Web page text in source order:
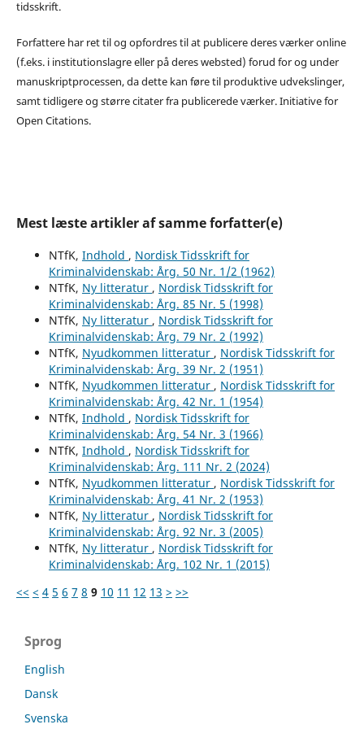
tidsskrift.
Forfattere har ret til og opfordres til at publicere deres værker online
(f.eks. i institutionslagre eller på deres websted) forud for og under
manuskriptprocessen, da dette kan føre til produktive udvekslinger,
samt tidligere og større citater fra publicerede værker. Initiative for
Open Citations.
Mest læste artikler af samme forfatter(e)
NTfK, Indhold , Nordisk Tidsskrift for
Kriminalvidenskab: Årg. 50 Nr. 1/2 (1962)
NTfK, Ny litteratur , Nordisk Tidsskrift for
Kriminalvidenskab: Årg. 85 Nr. 5 (1998)
NTfK, Ny litteratur , Nordisk Tidsskrift for
Kriminalvidenskab: Årg. 79 Nr. 2 (1992)
NTfK, Nyudkommen litteratur , Nordisk Tidsskrift for
Kriminalvidenskab: Årg. 39 Nr. 2 (1951)
NTfK, Nyudkommen litteratur , Nordisk Tidsskrift for
Kriminalvidenskab: Årg. 42 Nr. 1 (1954)
NTfK, Indhold , Nordisk Tidsskrift for
Kriminalvidenskab: Årg. 54 Nr. 3 (1966)
NTfK, Indhold , Nordisk Tidsskrift for
Kriminalvidenskab: Årg. 111 Nr. 2 (2024)
NTfK, Nyudkommen litteratur , Nordisk Tidsskrift for
Kriminalvidenskab: Årg. 41 Nr. 2 (1953)
NTfK, Ny litteratur , Nordisk Tidsskrift for
Kriminalvidenskab: Årg. 92 Nr. 3 (2005)
NTfK, Ny litteratur , Nordisk Tidsskrift for
Kriminalvidenskab: Årg. 102 Nr. 1 (2015)
<< < 4 5 6 7 8 9 10 11 12 13 > >>
Sprog
English
Dansk
Svenska